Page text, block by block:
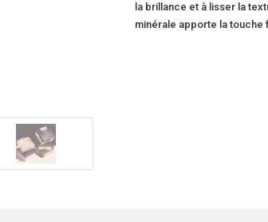
libre
N°20
la brillance et à lisser la
minérale apporte la touche